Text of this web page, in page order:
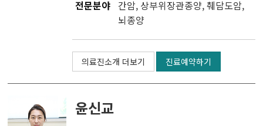
전문분야 간암, 상부위장관종양, 췌담도암,
뇌종양
의료진소개 더보기 진료예약하기
윤신교